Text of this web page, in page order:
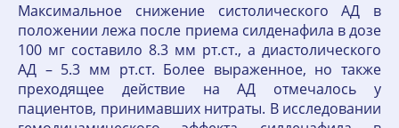
Максимальное снижение систолического АД в
положении лежа после приема силденафила в дозе
100 мг составило 8.3 мм рт.ст., а диастолического
АД – 5.3 мм рт.ст. Более выраженное, но также
преходящее действие на АД отмечалось у
пациентов, принимавших нитраты. В исследовании